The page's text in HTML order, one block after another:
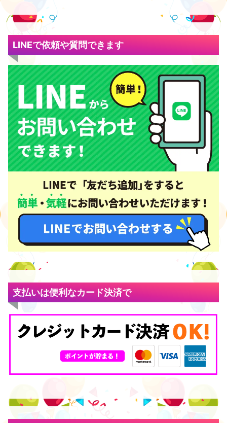
LINEで依頼や質問できます
支払いは便利なカード決済で